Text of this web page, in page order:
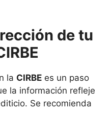
de tu
la CIRBE es un paso
la información refleje
Se recomienda